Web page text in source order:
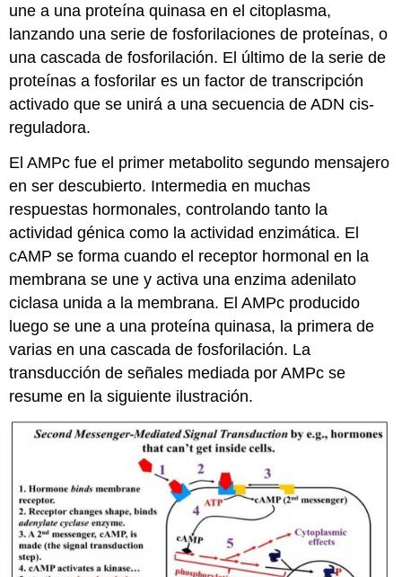
une a una proteína quinasa en el citoplasma,
lanzando una serie de fosforilaciones de proteínas, o
una cascada de fosforilación. El último de la serie de
proteínas a fosforilar es un factor de transcripción
activado que se unirá a una secuencia de ADN cis-
reguladora.
El AMPc fue el primer metabolito segundo mensajero
en ser descubierto. Intermedia en muchas
respuestas hormonales, controlando tanto la
actividad génica como la actividad enzimática. El
cAMP se forma cuando el receptor hormonal en la
membrana se une y activa una enzima adenilato
ciclasa unida a la membrana. El AMPc producido
luego se une a una proteína quinasa, la primera de
varias en una cascada de fosforilación. La
transducción de señales mediada por AMPc se
resume en la siguiente ilustración.